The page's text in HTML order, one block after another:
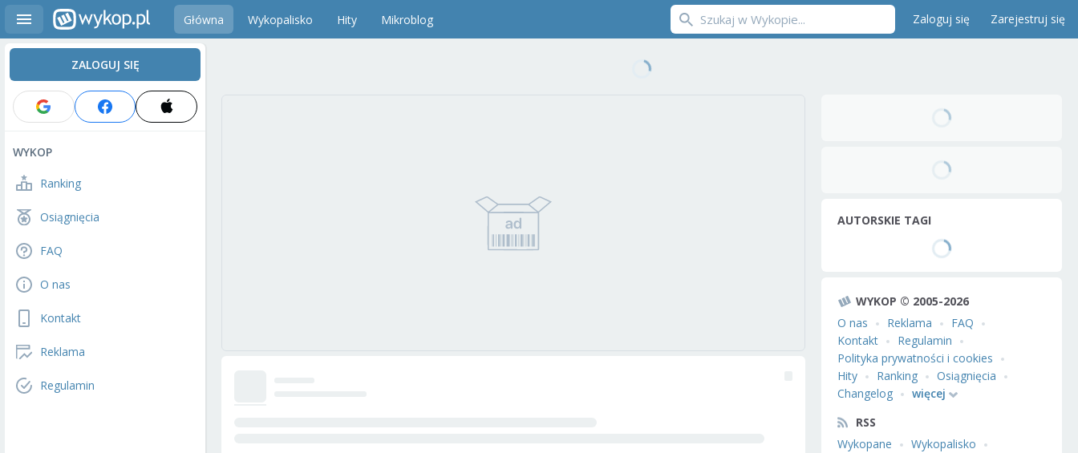
Główna Wykopalisko Hity Mikroblog Zaloguj się Zarejestruj się
ZALOGUJ SIĘ
WYKOP
Ranking
Osiągnięcia
FAQ
O nas
Kontakt
Reklama
Regulamin
AUTORSKIE TAGI
WYKOP © 2005-2026
O nas
Reklama
FAQ
Kontakt
Regulamin
Polityka prywatności i cookies
Hity
Ranking
Osiągnięcia
Changelog
więcej
RSS
Wykopane
Wykopalisko